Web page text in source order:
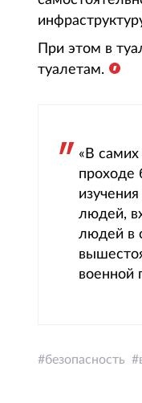
При этом в
туалетам.
«В самих
проходе
людей,
людей в
военной
безопасность